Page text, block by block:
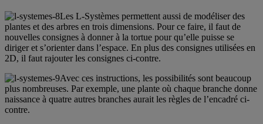
Les L-Systèmes permettent aussi de modéliser des
plantes et des arbres en trois dimensions. Pour ce faire, il faut de
nouvelles consignes à donner à la tortue pour qu’elle puisse se
diriger et s’orienter dans l’espace. En plus des consignes utilisées en
2D, il faut rajouter les consignes ci-contre.
Avec ces instructions, les possibilités sont beaucoup
plus nombreuses. Par exemple, une plante où chaque branche donne
naissance à quatre autres branches aurait les règles de l’encadré ci-
contre.